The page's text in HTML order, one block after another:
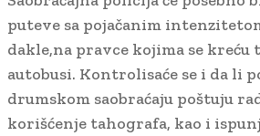
puteve sa pojačanim
dakle,na pravce kojima se kreću
autobusi. Kontrolisaće se i da li
drumskom saobraćaju poštuju
korišćenje tahografa, kao i